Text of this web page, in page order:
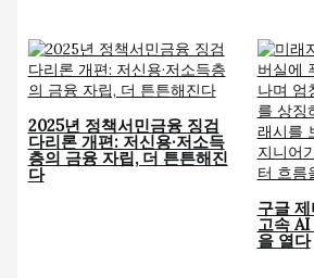
2025년 정책서민금융 징검
다리론 개편: 저신용·저소득
층의 금융 자립, 더 튼튼해진
다
구글
고속
을 열다